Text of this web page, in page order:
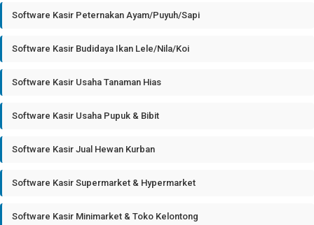
Software Kasir Peternakan Ayam/Puyuh/Sapi
Software Kasir Budidaya Ikan Lele/Nila/Koi
Software Kasir Usaha Tanaman Hias
Software Kasir Usaha Pupuk & Bibit
Software Kasir Jual Hewan Kurban
Software Kasir Supermarket & Hypermarket
Software Kasir Minimarket & Toko Kelontong